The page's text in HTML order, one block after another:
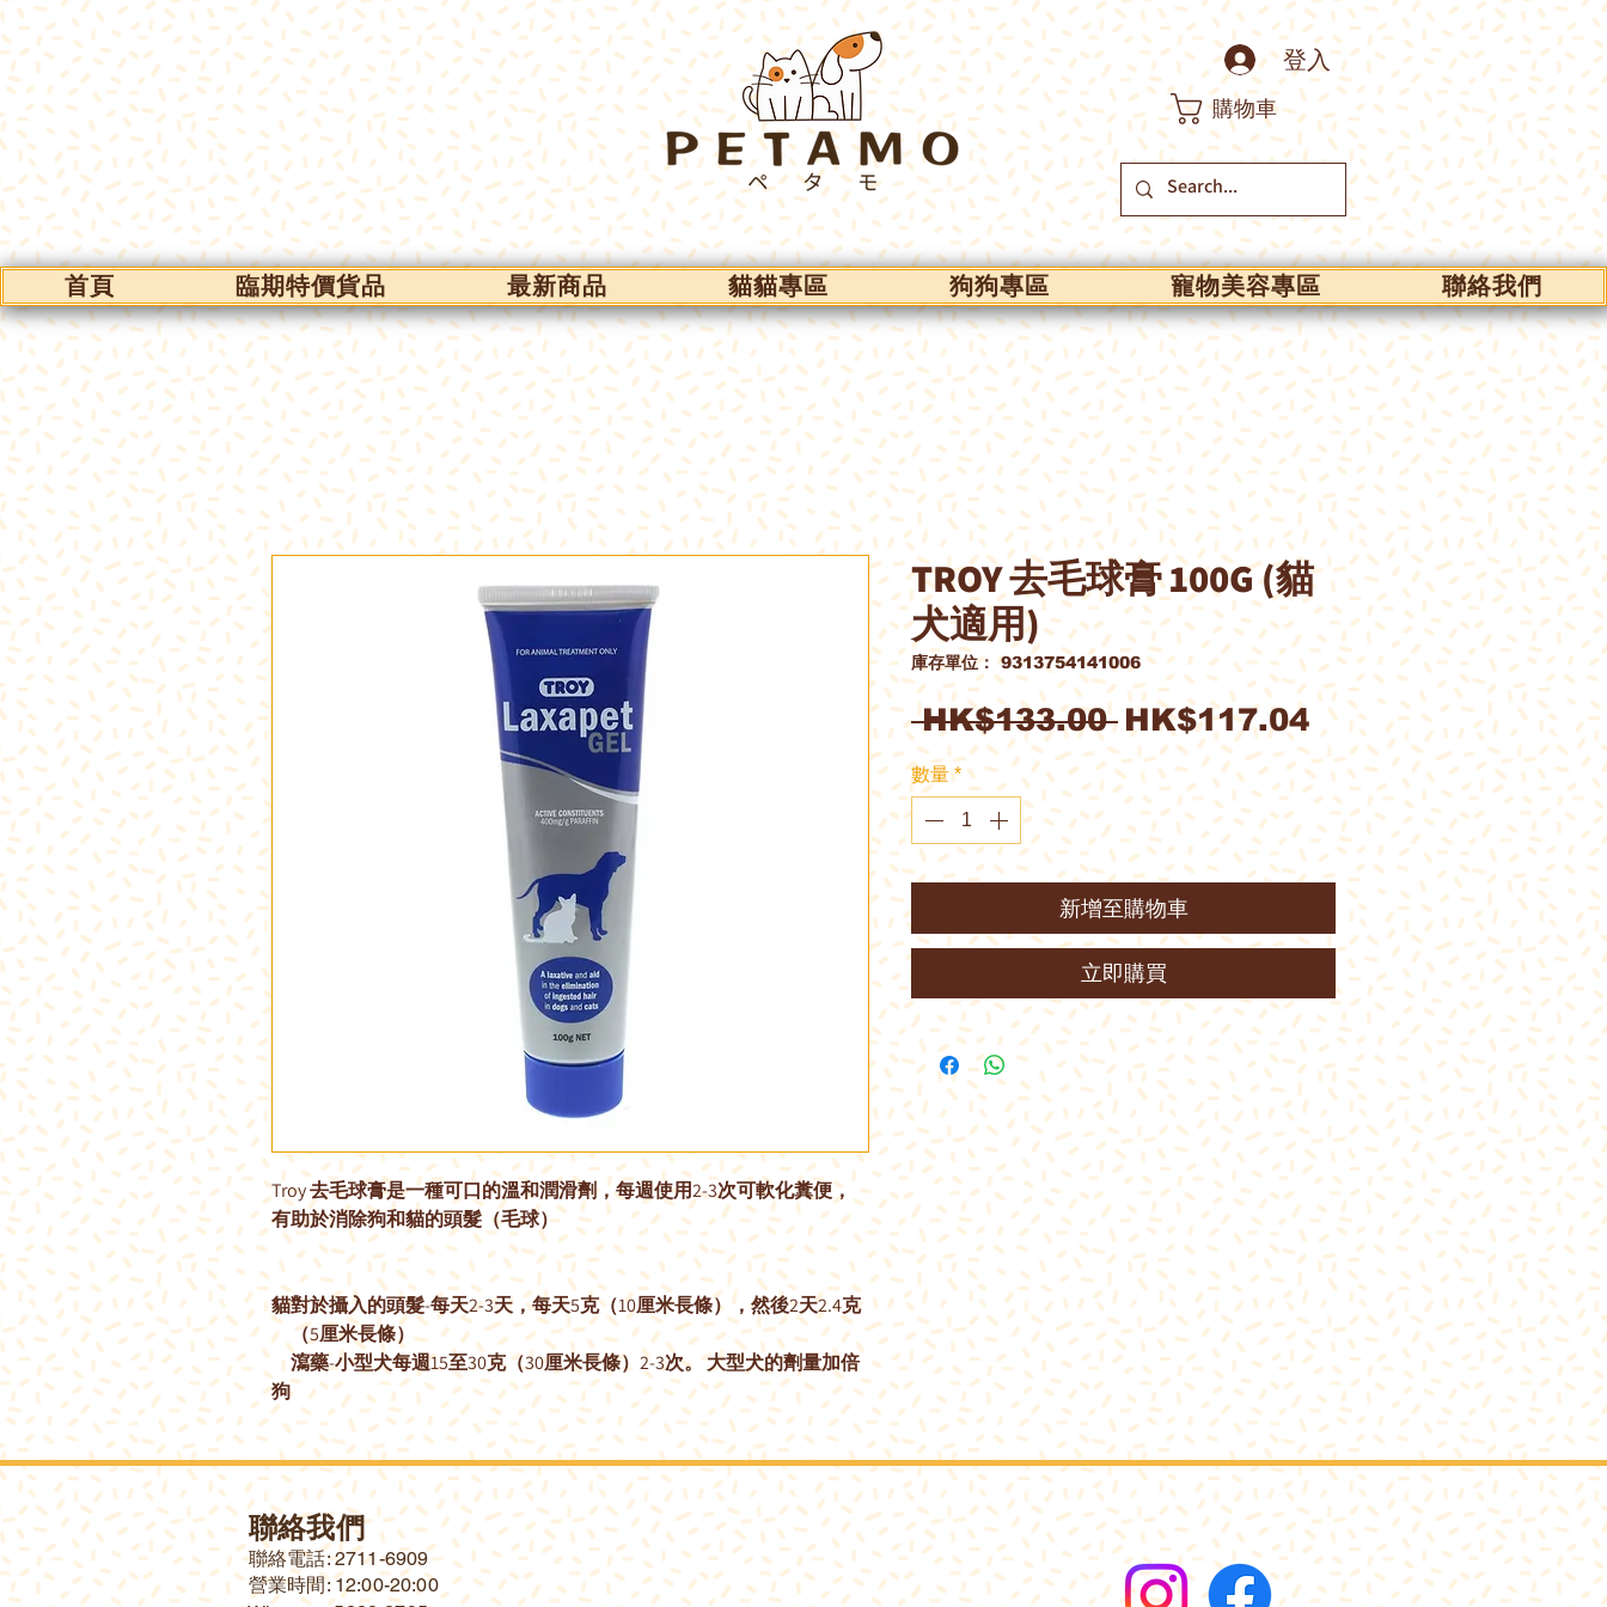
登入
購物車
首頁 臨期特價貨品 最新商品 貓貓專區 狗狗專區 寵物美容專區 聯絡我們
Troy 去毛球膏是一種可口的溫和潤滑劑，每週使用2-3次可軟化糞便，
有助於消除狗和貓的頭髮（毛球）
貓對於攝入的頭髮-每天2-3天，每天5克（10厘米長條），然後2天2.4克
（5厘米長條）
狗
瀉藥-小型犬每週15至30克（30厘米長條）2-3次。 大型犬的劑量加倍
TROY 去毛球膏 100G (貓
犬適用)
庫存單位： 9313754141006
HK$133.00 一
般
價
格
HK$117.04促
銷
價
格
數量 *
新增至購物車
立即購買
聯絡我們
​聯絡電話: 2711-6909
營業時間: 12:00-20:00